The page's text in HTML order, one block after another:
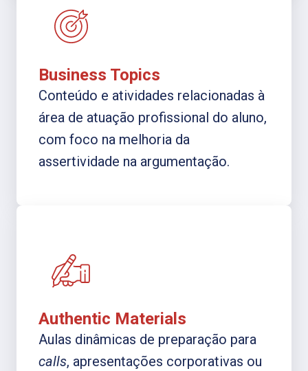
Business Topics
Conteúdo e atividades relacionadas à
área de atuação profissional do aluno,
com foco na melhoria da
assertividade na argumentação.
Authentic Materials
Aulas dinâmicas de preparação para
calls, apresentações corporativas ou